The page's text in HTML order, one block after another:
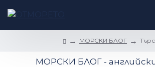
МОРСКИ БЛОГ
МОРСКИ БЛОГ -